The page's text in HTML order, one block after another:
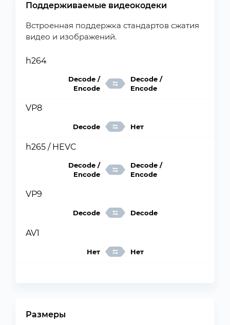
Поддерживаемые видеокодеки
Встроенная поддержка стандартов сжатия
видео и изображений.
h264
Decode /
Encode
Decode /
Encode
VP8
Decode Нет
h265 / HEVC
Decode /
Encode
Decode /
Encode
VP9
Decode Decode
AV1
Нет Нет
Размеры